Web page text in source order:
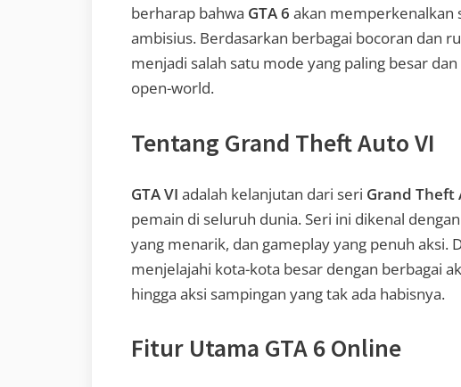
berharap bahwa GTA 6 akan memperkenalkan
ambisius. Berdasarkan berbagai bocoran dan
menjadi salah satu mode yang paling besar
open-world.
Tentang Grand Theft Auto VI
GTA VI adalah kelanjutan dari seri Grand Theft
pemain di seluruh dunia. Seri ini dikenal
yang menarik, dan gameplay yang penuh aksi.
menjelajahi kota-kota besar dengan berbagai
hingga aksi sampingan yang tak ada habisnya.
Fitur Utama GTA 6 Online